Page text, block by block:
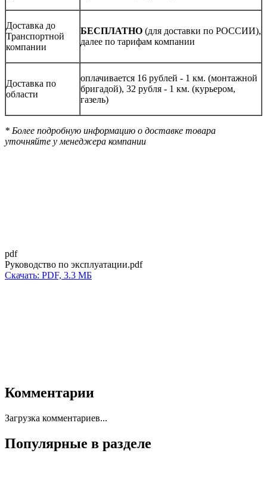
Доставка до
Транспортной
компании
БЕСПЛАТНО (для доставки по РОССИИ),
далее по тарифам компании
Доставка по
области
оплачивается 16 рублей - 1 км. (монтажной
бригадой), 32 рубля - 1 км. (курьером,
газель)
* Более подробную информацию о доставке товара
уточняйте у менеджера компании
pdf
Руководство по эксплуатации.pdf
Скачать: PDF, 3.3 МБ
Комментарии
Загрузка комментариев...
Популярные в разделе